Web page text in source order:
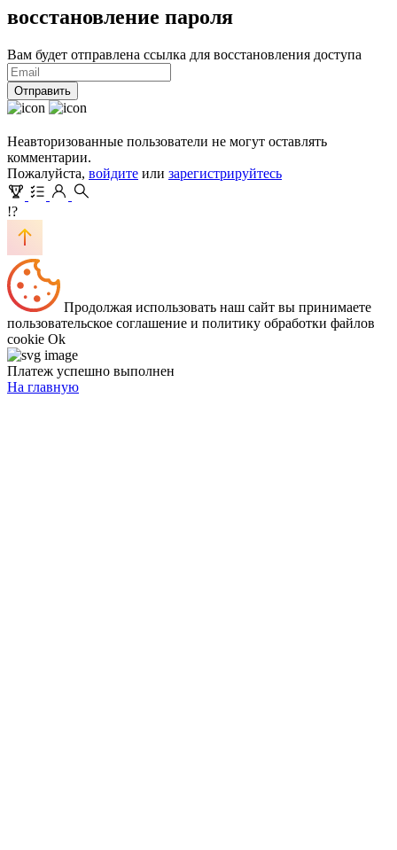
восстановление пароля
Вам будет отправлена ссылка для восстановления доступа
Отправить
Неавторизованные пользователи не могут оставлять
комментарии.
Пожалуйста, войдите или зарегистрируйтесь
!?
Продолжая использовать наш сайт вы принимаете
пользовательское соглашение и политику обработки файлов
cookie Ok
Платеж успешно выполнен
На главную